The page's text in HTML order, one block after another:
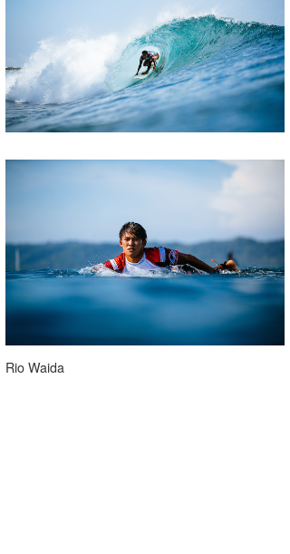
Rio Waida